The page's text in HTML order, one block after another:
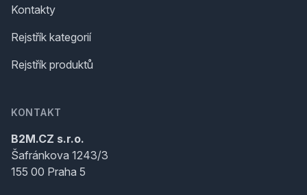
Kontakty
Rejstřík kategorií
Rejstřík produktů
KONTAKT
B2M.CZ s.r.o.
Šafránkova 1243/3
155 00 Praha 5